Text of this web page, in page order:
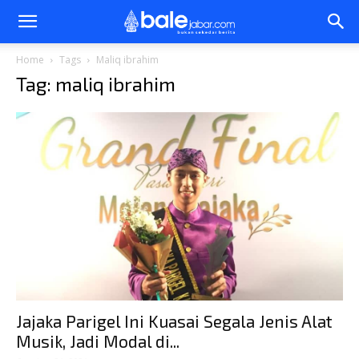
Bale
Jabar
Home Tags Maliq ibrahim
Tag: maliq ibrahim
Jajaka Parigel Ini Kuasai Segala Jenis Alat
Musik, Jadi Modal di...